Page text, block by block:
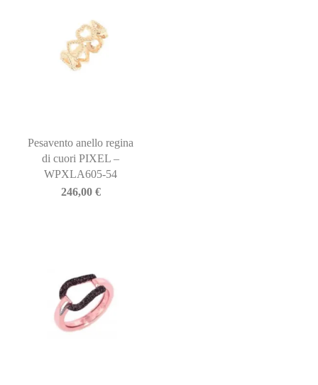
Pesavento anello regina
di cuori PIXEL –
WPXLA605-54
246,00 €